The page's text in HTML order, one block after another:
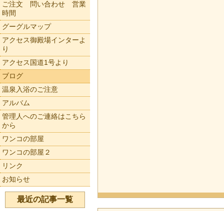
ご注文 問い合わせ 営業
時間
グーグルマップ
アクセス御殿場インターよ
り
アクセス国道1号より
ブログ
温泉入浴のご注意
アルバム
管理人へのご連絡はこちら
から
ワンコの部屋
ワンコの部屋２
リンク
お知らせ
最近の記事一覧